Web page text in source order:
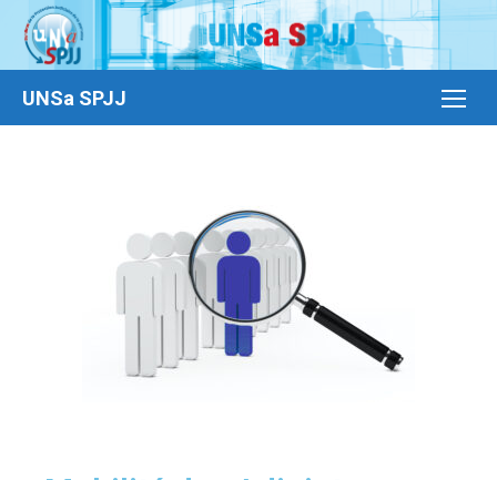
UNSa SPJJ